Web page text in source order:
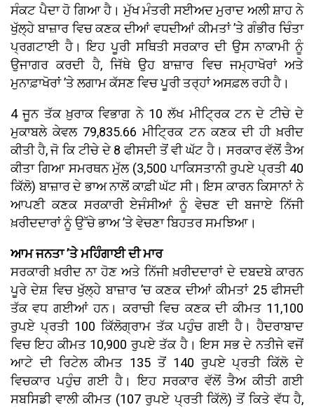
ਸੰਕਟ ਪੈਦਾ ਹੋ ਗਿਆ ਹੈ। ਮੁੱਖ ਮੰਤਰੀ ਸਈਅਦ ਮੁਰਾਦ ਅਲੀ ਸ਼ਾਹ ਨੇ
ਖੁੱਲ੍ਹੇ ਬਾਜ਼ਾਰ ਵਿਚ ਕਣਕ ਦੀਆਂ ਵਧਦੀਆਂ ਕੀਮਤਾਂ ’ਤੇ ਗੰਭੀਰ ਚਿੰਤਾ
ਪ੍ਰਗਟਾਈ ਹੈ। ਇਹ ਪੂਰੀ ਸਥਿਤੀ ਸਰਕਾਰ ਦੀ ਉਸ ਨਾਕਾਮੀ ਨੂੰ
ਉਜਾਗਰ ਕਰਦੀ ਹੈ, ਜਿੱਥੇ ਉਹ ਬਾਜ਼ਾਰ ਵਿਚ ਜਮ੍ਹਾਖੋਰਾਂ ਅਤੇ
ਮੁਨਾਫ਼ਾਖੋਰਾਂ ’ਤੇ ਲਗਾਮ ਕੱਸਣ ਵਿਚ ਪੂਰੀ ਤਰ੍ਹਾਂ ਅਸਫ਼ਲ ਰਹੀ ਹੈ।
4 ਜੂਨ ਤੱਕ ਖ਼ੁਰਾਕ ਵਿਭਾਗ ਨੇ 10 ਲੱਖ ਮੀਟ੍ਰਿਕ ਟਨ ਦੇ ਟੀਚੇ ਦੇ
ਮੁਕਾਬਲੇ ਕੇਵਲ 79,835.66 ਮੀਟ੍ਰਿਕ ਟਨ ਕਣਕ ਦੀ ਹੀ ਖ਼ਰੀਦ
ਕੀਤੀ ਹੈ, ਜੋ ਕਿ ਟੀਚੇ ਦੇ 8 ਫੀਸਦੀ ਤੋਂ ਵੀ ਘੱਟ ਹੈ। ਸਰਕਾਰ ਵੱਲੋਂ ਤੈਅ
ਕੀਤਾ ਗਿਆ ਸਮਰਥਨ ਮੁੱਲ (3,500 ਪਾਕਿਸਤਾਨੀ ਰੁਪਏ ਪ੍ਰਤੀ 40
ਕਿੱਲੋ) ਬਾਜ਼ਾਰ ਦੇ ਭਾਅ ਨਾਲੋਂ ਕਾਫ਼ੀ ਘੱਟ ਸੀ। ਇਸ ਕਾਰਨ ਕਿਸਾਨਾਂ ਨੇ
ਆਪਣੀ ਕਣਕ ਸਰਕਾਰੀ ਏਜੰਸੀਆਂ ਨੂੰ ਵੇਚਣ ਦੀ ਬਜਾਏ ਨਿੱਜੀ
ਖ਼ਰੀਦਦਾਰਾਂ ਨੂੰ ਉੱਚੇ ਭਾਅ ’ਤੇ ਵੇਚਣਾ ਬਿਹਤਰ ਸਮਝਿਆ।
ਆਮ ਜਨਤਾ ’ਤੇ ਮਹਿੰਗਾਈ ਦੀ ਮਾਰ
ਸਰਕਾਰੀ ਖ਼ਰੀਦ ਨਾ ਹੋਣ ਅਤੇ ਨਿੱਜੀ ਖ਼ਰੀਦਦਾਰਾਂ ਦੇ ਦਬਦਬੇ ਕਾਰਨ
ਪੂਰੇ ਦੇਸ਼ ਵਿਚ ਖੁੱਲ੍ਹੇ ਬਾਜ਼ਾਰ ’ਚ ਕਣਕ ਦੀਆਂ ਕੀਮਤਾਂ 25 ਫੀਸਦੀ
ਤੱਕ ਵਧ ਗਈਆਂ ਹਨ। ਕਰਾਚੀ ਵਿਚ ਕਣਕ ਦੀ ਕੀਮਤ 11,100
ਰੁਪਏ ਪ੍ਰਤੀ 100 ਕਿੱਲੋਗ੍ਰਾਮ ਤੱਕ ਪਹੁੰਚ ਗਈ ਹੈ। ਹੈਦਰਾਬਾਦ
ਵਿਚ ਇਹ ਕੀਮਤ 10,900 ਰੁਪਏ ਤੱਕ ਹੈ। ਇਸ ਸਭ ਦੇ ਨਤੀਜੇ ਵਜੋਂ
ਆਟੇ ਦੀ ਰਿਟੇਲ ਕੀਮਤ 135 ਤੋਂ 140 ਰੁਪਏ ਪ੍ਰਤੀ ਕਿੱਲੋ ਦੇ
ਵਿਚਕਾਰ ਪਹੁੰਚ ਗਈ ਹੈ। ਇਹ ਸਰਕਾਰ ਵੱਲੋਂ ਤੈਅ ਕੀਤੀ ਗਈ
ਸਬਸਿਡੀ ਵਾਲੀ ਕੀਮਤ (107 ਰੁਪਏ ਪ੍ਰਤੀ ਕਿੱਲੋ) ਤੋਂ ਕਿਤੇ ਵੱਧ ਹੈ,